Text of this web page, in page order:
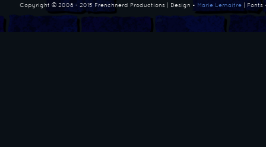
Copyright © 2008 - 2015 Frenchnerd Productions | Design • Marie Lemaitre | Fonts